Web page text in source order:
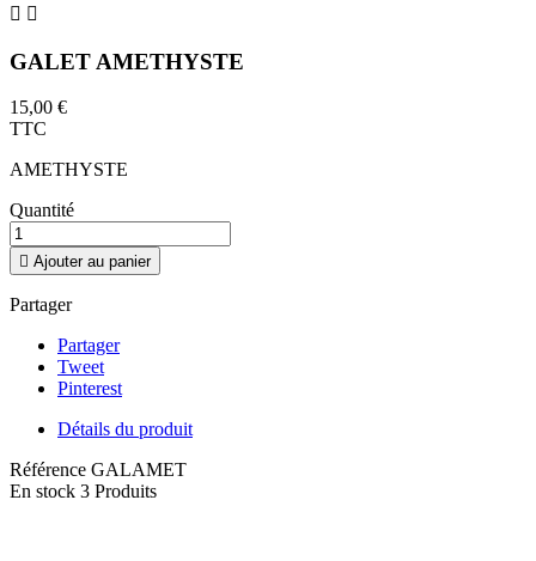
 
GALET AMETHYSTE
15,00 €
TTC
AMETHYSTE
Quantité
 Ajouter au panier
Partager
Partager
Tweet
Pinterest
Détails du produit
Référence GALAMET
En stock 3 Produits